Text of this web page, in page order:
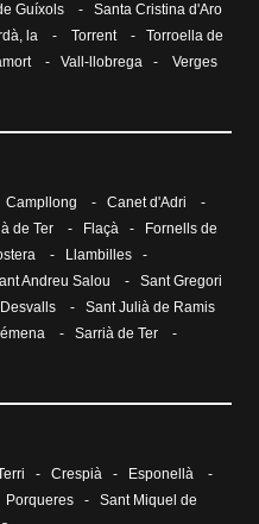
Guíxols - Santa Cristina d'Aro
la - Torrent - Torroella de
- Vall-llobrega - Verges
Campllong - Canet d'Adri
-
de Ter - Flaçà -
Fornells de
- Llambilles -
Andreu Salou - Sant Gregori
- Sant Julià de Ramis
- Sarrià de Ter -
- Crespià - Esponellà
-
Porqueres - Sant Miquel de